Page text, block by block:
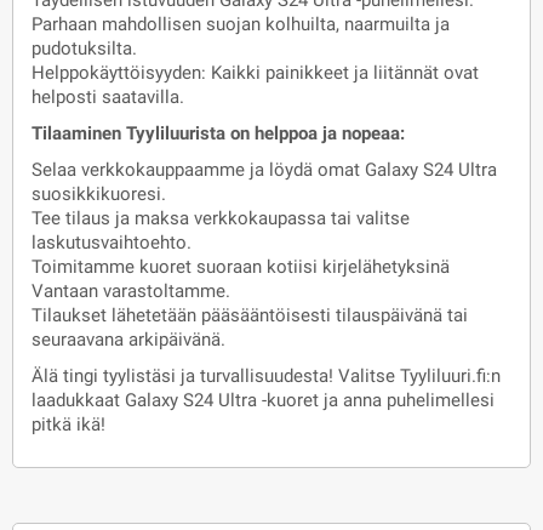
Parhaan mahdollisen suojan kolhuilta, naarmuilta ja
pudotuksilta.
Helppokäyttöisyyden: Kaikki painikkeet ja liitännät ovat
helposti saatavilla.
Tilaaminen Tyyliluurista on helppoa ja nopeaa:
Selaa verkkokauppaamme ja löydä omat Galaxy S24 Ultra
suosikkikuoresi.
Tee tilaus ja maksa verkkokaupassa tai valitse
laskutusvaihtoehto.
Toimitamme kuoret suoraan kotiisi kirjelähetyksinä
Vantaan varastoltamme.
Tilaukset lähetetään pääsääntöisesti tilauspäivänä tai
seuraavana arkipäivänä.
Älä tingi tyylistäsi ja turvallisuudesta! Valitse Tyyliluuri.fi:n
laadukkaat Galaxy S24 Ultra -kuoret ja anna puhelimellesi
pitkä ikä!